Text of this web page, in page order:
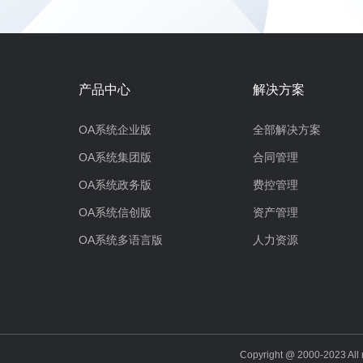
产品中心
OA系统企业版
OA系统集团版
OA系统政务版
OA系统信创版
OA系统多语言版
解决方案
全部解决方案
合同管理
费控管理
资产管理
人力资源
Copyright @ 2000-2023